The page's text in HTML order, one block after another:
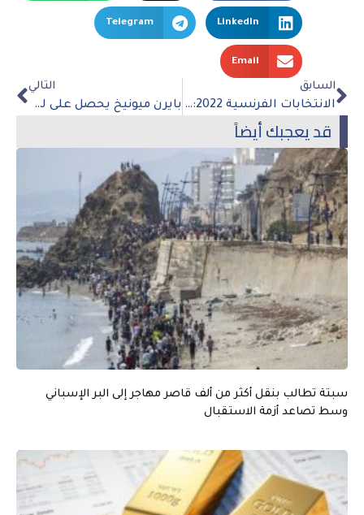
LinkedIn
Telegram
Email
السابق
الانتخابات الفرنسية 2022: التصويت جاري في جولة الإعادة الرئاسية
التالي
بايرن ميونيخ يحصل على لقب الدوري الألماني للمرة العاشرة على التوالي
قد يعجبك أيضاً
سبتة تطالب بنقل أكثر من ألف قاصر مهاجر إلى البر الإسباني
وسط تصاعد أزمة الاستقبال